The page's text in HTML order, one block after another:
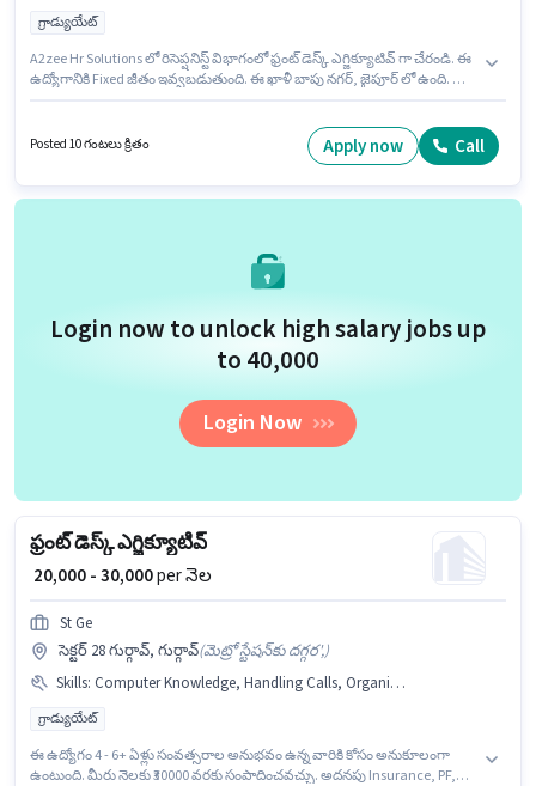
గ్రాడ్యుయేట్
A2zee Hr Solutions లో రిసెప్షనిస్ట్ విభాగంలో ఫ్రంట్ డెస్క్ ఎగ్జిక్యూటివ్ గా చేరండి. ఈ
ఉద్యోగానికి Fixed జీతం ఇవ్వబడుతుంది. ఈ ఖాళీ బాపు నగర్, జైపూర్ లో ఉంది. ఈ
ఉండాలి. ఈ ఉద్యోగానికి అభ్యర్థులు తప్పనిసరిగా గ్రాడ్యుయేట్ డిగ్రీ/సర్టిఫికెట్ కలిగి
ఉండాలి. ఈ ఉద్యోగం 2 - 6 ఏళ్లు సంవత్సరాల అనుభవం ఉన్న వారికి కోసం
Posted 10 గంటలు క్రితం Apply now Call
Login now to unlock high salary jobs up
to ₹40,000
Login Now
ఫ్రంట్ డెస్క్ ఎగ్జిక్యూటివ్
₹ 20,000 - 30,000per నెల
St Ge
సెక్టర్ 28 గుర్గావ్, గుర్గావ్(మెట్రో స్టేషన్‌కు దగ్గర',)
Skills: Computer Knowledge, Handling Calls, Organizing & Scheduling, Customer Handling
గ్రాడ్యుయేట్
ఈ ఉద్యోగం 4 - 6+ ఏళ్లు సంవత్సరాల అనుభవం ఉన్న వారికి కోసం అనుకూలంగా
ఉంటుంది. మీరు నెలకు ₹30000 వరకు సంపాదించవచ్చు. అదనపు Insurance, PF,